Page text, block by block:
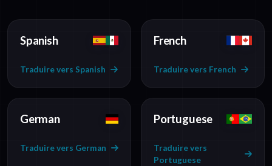
Spanish
Traduire vers Spanish
French
Traduire vers French
German
Traduire vers German
Portuguese
Traduire vers
Portuguese